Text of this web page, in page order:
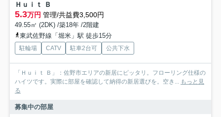
Ｈｕｉｔ Ｂ
5.3万円 管理/共益費3,500円
49.55㎡ (2DK) /築18年 /2階建
東武佐野線「堀米」駅 徒歩15分
駐輪場 CATV 駐車2台可 公共下水
「Ｈｕｉｔ Ｂ」：佐野市エリアの新居にピッタリ。フローリング仕様の
ハイツです。実際に部屋を確認して納得の新居選びを。空き... もっと見
る
募集中の部屋